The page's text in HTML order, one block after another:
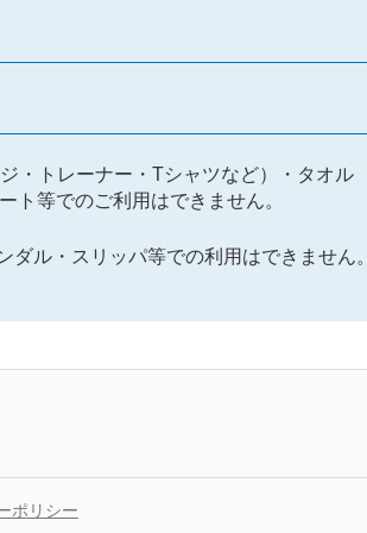
・トレーナー・Tシャツなど）・タオル
ト等でのご利用はできません。
ル・スリッパ等での利用はできません。
ポリシー